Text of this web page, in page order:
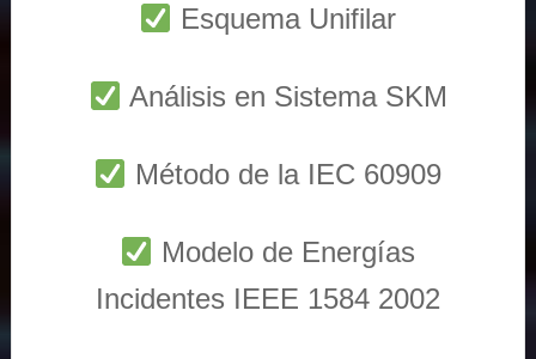
Esquema Unifilar
Análisis en Sistema SKM
Método de la IEC 60909
Modelo de Energías
Incidentes IEEE 1584 2002